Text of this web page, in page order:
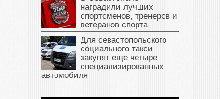
наградили лучших
спортсменов, тренеров и
ветеранов спорта
Для севастопольского
социального такси
закупят еще четыре
специализированных
автомобиля